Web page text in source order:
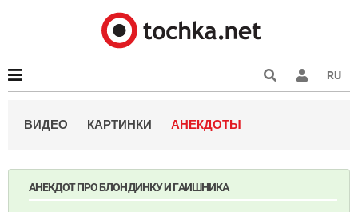
RU
ВИДЕО КАРТИНКИ АНЕКДОТЫ
АНЕКДОТ ПРО БЛОНДИНКУ И ГАИШНИКА